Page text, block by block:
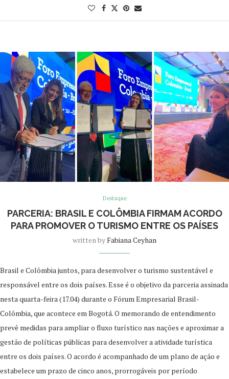
Destaque
PARCERIA: BRASIL E COLÔMBIA FIRMAM ACORDO
PARA PROMOVER O TURISMO ENTRE OS PAÍSES
written byFabiana Ceyhan
Brasil e Colômbia juntos, para desenvolver o turismo sustentável e
responsável entre os dois países. Esse é o objetivo da parceria assinada
nesta quarta-feira (17.04) durante o Fórum Empresarial Brasil-
Colômbia, que acontece em Bogotá. O memorando de entendimento
prevê medidas para ampliar o fluxo turístico nas nações e aproximar a
gestão de políticas públicas para desenvolver a atividade turística
entre os dois países. O acordo é acompanhado de um plano de ação e
estabelece um prazo de cinco anos, prorrogáveis por período